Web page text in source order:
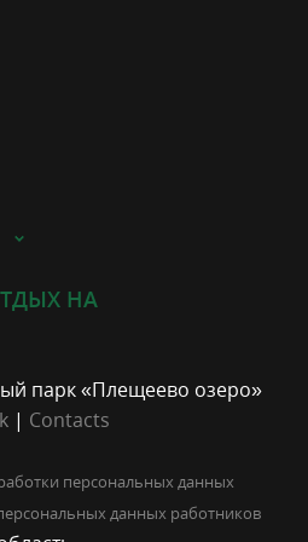
НА
парк «Плещеево озеро»
| Contacts
персональных данных
данных работников